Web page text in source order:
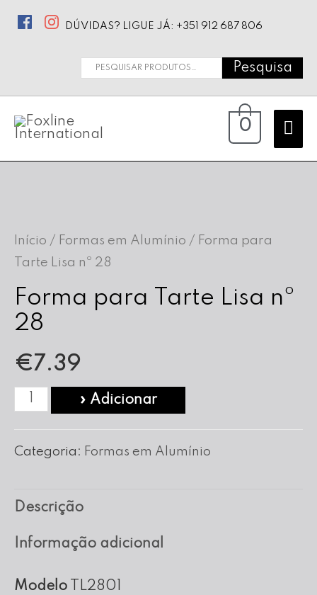
DÚVIDAS? LIGUE JÁ: +351 912 687 806
Pesquisar
Pesquisa
0
Início / Formas em Alumínio / Forma para
Tarte Lisa nº 28
Forma para Tarte Lisa nº
28
€7.39
Quantidade
Forma
Lisa
nº
» Adicionar
Categoria: Formas em Alumínio
Descrição
Informação adicional
Modelo TL2801